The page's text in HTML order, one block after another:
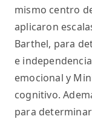
mismo centro
aplicaron
Barthel, para
e
emocional y
cognitivo.
para